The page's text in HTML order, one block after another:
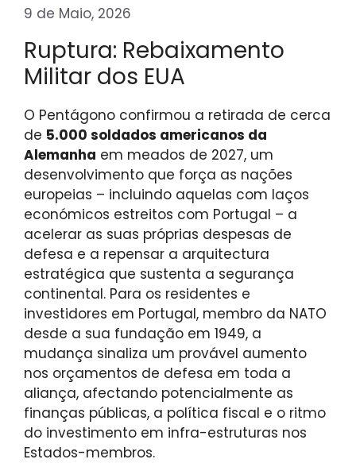
9 de Maio, 2026
Ruptura: Rebaixamento
Militar dos EUA
O Pentágono confirmou a retirada de cerca
de 5.000 soldados americanos da
Alemanha em meados de 2027, um
desenvolvimento que força as nações
europeias – incluindo aquelas com laços
económicos estreitos com Portugal – a
acelerar as suas próprias despesas de
defesa e a repensar a arquitectura
estratégica que sustenta a segurança
continental. Para os residentes e
investidores em Portugal, membro da NATO
desde a sua fundação em 1949, a
mudança sinaliza um provável aumento
nos orçamentos de defesa em toda a
aliança, afectando potencialmente as
finanças públicas, a política fiscal e o ritmo
do investimento em infra-estruturas nos
Estados-membros.